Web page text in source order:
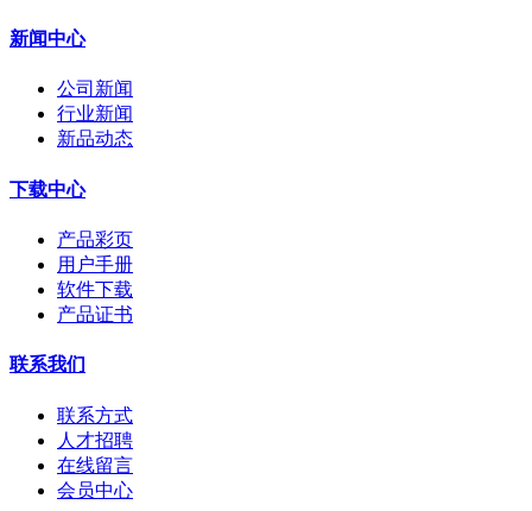
新闻中心
公司新闻
行业新闻
新品动态
下载中心
产品彩页
用户手册
软件下载
产品证书
联系我们
联系方式
人才招聘
在线留言
会员中心